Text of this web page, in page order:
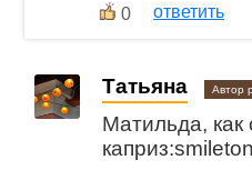
0 ответить
Татьяна Автор
Матильда,